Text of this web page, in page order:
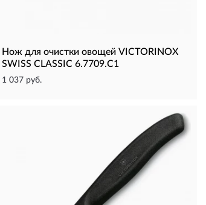
Нож для очистки овощей VICTORINOX
SWISS CLASSIC 6.7709.C1
1 037 руб.